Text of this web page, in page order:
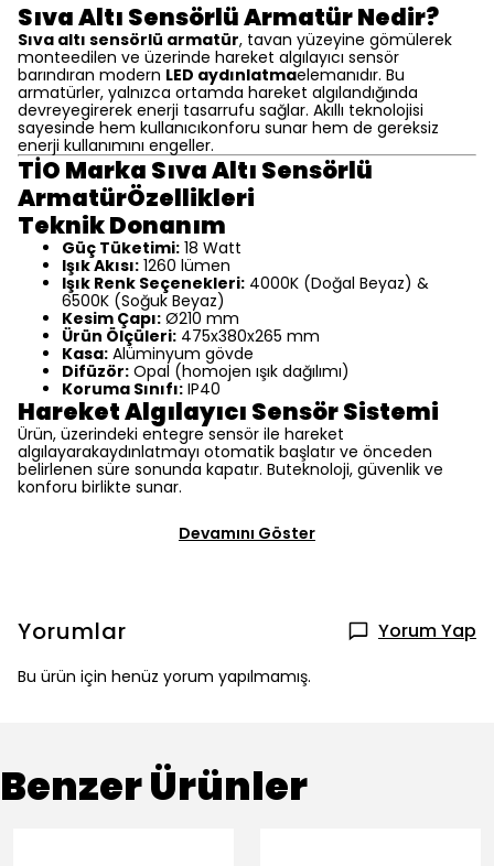
Sıva Altı Sensörlü Armatür Nedir?
Sıva altı sensörlü armatür, tavan yüzeyine gömülerek
monteedilen ve üzerinde hareket algılayıcı sensör
barındıran modern LED aydınlatmaelemanıdır. Bu
armatürler, yalnızca ortamda hareket algılandığında
devreyegirerek enerji tasarrufu sağlar. Akıllı teknolojisi
sayesinde hem kullanıcıkonforu sunar hem de gereksiz
enerji kullanımını engeller.
TİO Marka Sıva Altı Sensörlü
ArmatürÖzellikleri
Teknik Donanım
Güç Tüketimi: 18 Watt
Işık Akısı: 1260 lümen
Işık Renk Seçenekleri: 4000K (Doğal Beyaz) &
6500K (Soğuk Beyaz)
Kesim Çapı: Ø210 mm
Ürün Ölçüleri: 475x380x265 mm
Kasa: Alüminyum gövde
Difüzör: Opal (homojen ışık dağılımı)
Koruma Sınıfı: IP40
Hareket Algılayıcı Sensör Sistemi
Ürün, üzerindeki entegre sensör ile hareket
algılayarakaydınlatmayı otomatik başlatır ve önceden
belirlenen süre sonunda kapatır. Buteknoloji, güvenlik ve
konforu birlikte sunar.
Devamını Göster
Yorumlar Yorum Yap
Bu ürün için henüz yorum yapılmamış.
Benzer Ürünler